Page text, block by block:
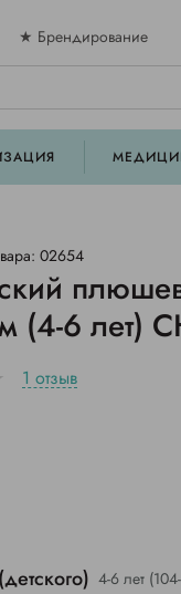
★ Брендирование
02654
(4-6 лет)
1 отзыв
4-6 лет